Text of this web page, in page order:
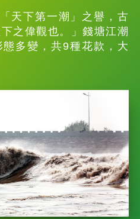
下第一潮」之譽，古
之偉觀也。」錢塘江潮
多變，共9種花款，大